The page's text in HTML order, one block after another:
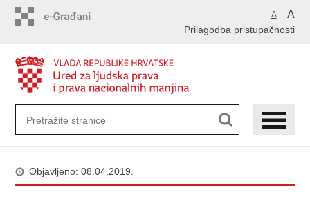
A A
Prilagodba pristupačnosti
Objavljeno: 08.04.2019.